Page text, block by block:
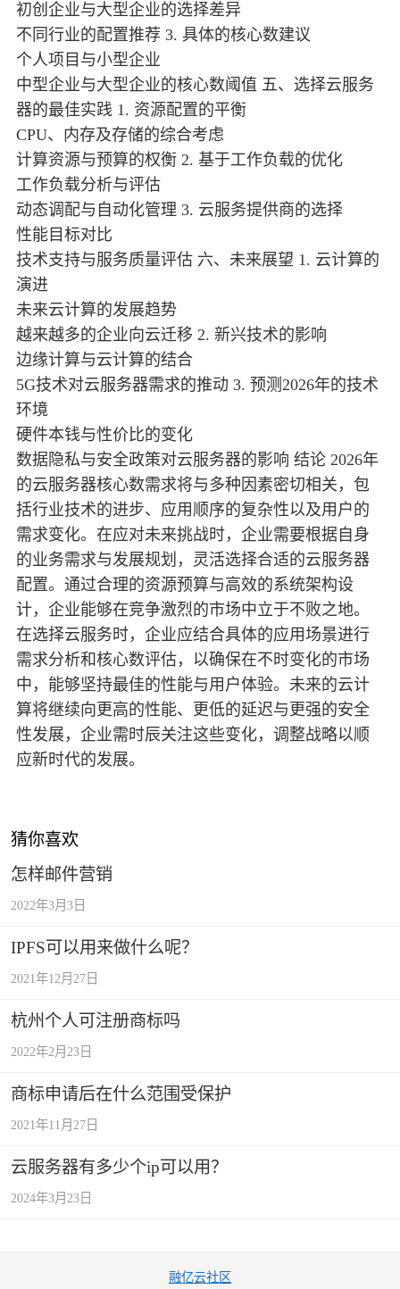
初创企业与大型企业的选择差异
不同行业的配置推荐 3. 具体的核心数建议
个人项目与小型企业
中型企业与大型企业的核心数阈值 五、选择云服务
器的最佳实践 1. 资源配置的平衡
CPU、内存及存储的综合考虑
计算资源与预算的权衡 2. 基于工作负载的优化
工作负载分析与评估
动态调配与自动化管理 3. 云服务提供商的选择
性能目标对比
技术支持与服务质量评估 六、未来展望 1. 云计算的
演进
未来云计算的发展趋势
越来越多的企业向云迁移 2. 新兴技术的影响
边缘计算与云计算的结合
5G技术对云服务器需求的推动 3. 预测2026年的技术
环境
硬件本钱与性价比的变化
数据隐私与安全政策对云服务器的影响 结论 2026年
的云服务器核心数需求将与多种因素密切相关，包
括行业技术的进步、应用顺序的复杂性以及用户的
需求变化。在应对未来挑战时，企业需要根据自身
的业务需求与发展规划，灵活选择合适的云服务器
配置。通过合理的资源预算与高效的系统架构设
计，企业能够在竞争激烈的市场中立于不败之地。
在选择云服务时，企业应结合具体的应用场景进行
需求分析和核心数评估，以确保在不时变化的市场
中，能够坚持最佳的性能与用户体验。未来的云计
算将继续向更高的性能、更低的延迟与更强的安全
性发展，企业需时辰关注这些变化，调整战略以顺
应新时代的发展。
猜你喜欢
怎样邮件营销
2022年3月3日
IPFS可以用来做什么呢？
2021年12月27日
杭州个人可注册商标吗
2022年2月23日
商标申请后在什么范围受保护
2021年11月27日
云服务器有多少个ip可以用？
2024年3月23日
融亿云社区